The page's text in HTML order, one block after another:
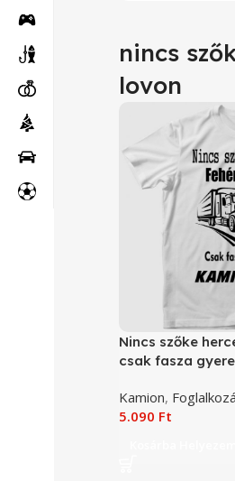
nincs
lovon
Nincs szőke
csak fasza
Kamion,
5.090 Ft